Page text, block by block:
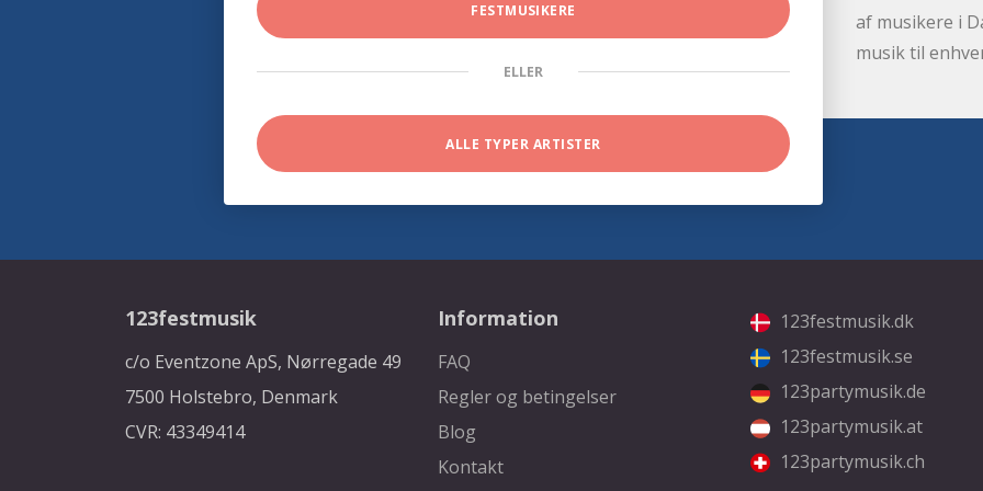
FESTMUSIKERE
ELLER
ALLE TYPER ARTISTER
af musikere i
musik til
123festmusik
c/o Eventzone ApS, Nørregade 49
7500 Holstebro, Denmark
CVR: 43349414
Information
FAQ
Regler og betingelser
Blog
Kontakt
123festmusik.dk
123festmusik.se
123partymusik.de
123partymusik.at
123partymusik.ch